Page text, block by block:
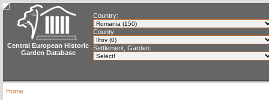
Central European Historic
Garden Database
Country:
County:
Settlement, Garden:
Home